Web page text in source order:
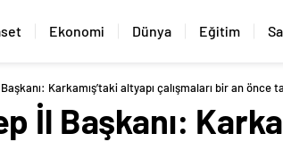
Ekonomi Dünya Eğitim
Karkamış’taki altyapı çalışmaları bir an önce
İl Başkanı: